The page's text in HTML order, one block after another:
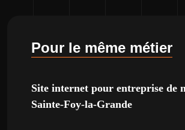
Pour le même métier
Site internet pour entreprise de
Sainte-Foy-la-Grande